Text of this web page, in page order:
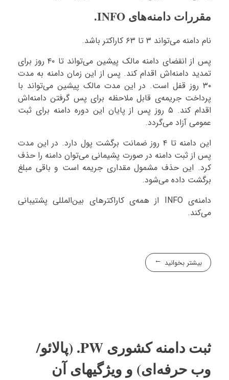
مقررات دامنه‌های INFO.
نام دامنه می‌تواند ۳ تا ۶۳ کاراکتر باشد.
پس از انقضای دامنه مالک پیشین می‌تواند تا ۴۰ روز برای
تمدید دامنه‌اش اقدام کند. پس از این زمان دامنه به مدت
۳۰ روز قفل است. در این مدت مالک پیشین می‌تواند با
پرداخت جریمه‌ی قابل ملاحظه برای پس گرفتن دامنه‌اش
اقدام کند. ۵ روز پس از پایان این دوره دامنه برای ثبت
عمومی آزاد می‌گردد.
این دامنه تا ۴ روز ضمانت برگشت پول دارد. در این مدت
پس از ثبت دامنه در صورت پشیمانی می‌توان دامنه را حذف
کرد. این حذف مشمول مقداری جریمه است و باقی مبلغ
برگشت داده می‌شود.
دامنه‌ی INFO از همه‌ی کاراکترهای بین‌المللی پشتیبانی
می‌کند.
بیشتر بخوانید
ثبت دامنه کشوری PW. (پالائو/
وب حرفه‌ای) و ویژگیهای آن